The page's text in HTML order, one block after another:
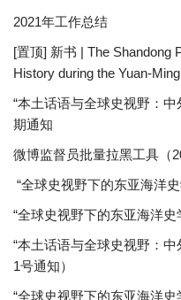
2021年工作总结
[置顶] 新书 | The Shandong
History during the Yuan-
“本土话语与全球史视野：
期通知
微博监督员批量拉黑工具（
“全球史视野下的东亚海洋
“全球史视野下的东亚海洋
“本土话语与全球史视野：
1号通知）
“全球史视野下的东亚海洋